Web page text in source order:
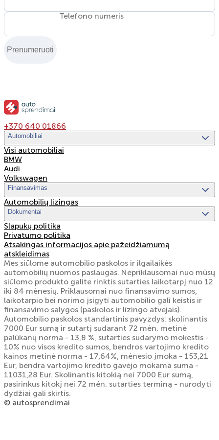
Telefono numeris
Prenumeruoti
+370 640 01866
Automobiliai
Visi automobiliai
BMW
Audi
Volkswagen
Finansavimas
Automobilių lizingas
Dokumentai
Slapukų politika
Privatumo politika
Atsakingas informacijos apie pažeidžiamumą
atskleidimas
Mes siūlome automobilio paskolos ir ilgailaikės
automobilių nuomos paslaugas. Nepriklausomai nuo mūsų
siūlomo produkto galite rinktis sutarties laikotarpį nuo 12
iki 84 mėnesių. Priklausomai nuo finansavimo sumos,
laikotarpio bei norimo įsigyti automobilio gali keistis ir
finansavimo salygos (paskolos ir lizingo atvejais).
Automobilio paskolos standartinis pavyzdys: skolinantis
7000 Eur sumą ir sutartį sudarant 72 mėn. metinė
palūkanų norma - 13,8 %, sutarties sudarymo mokestis -
10% nuo visos kredito sumos, bendros vartojimo kredito
kainos metinė norma - 17,64%, mėnesio įmoka - 153,21
Eur, bendra vartojimo kredito gavėjo mokama suma -
11031,28 Eur. Skolinantis kitokią nei 7000 Eur sumą,
pasirinkus kitokį nei 72 mėn. sutarties terminą - nurodyti
dydžiai gali skirtis.
© autosprendimai